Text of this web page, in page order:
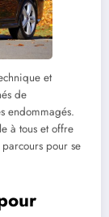
et
de
endommagés.
à tous et offre
pour se